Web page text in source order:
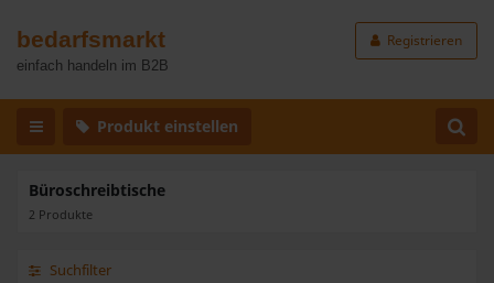
bedarfsmarkt
einfach handeln im B2B
Registrieren
Produkt einstellen
Büroschreibtische
2 Produkte
Suchfilter